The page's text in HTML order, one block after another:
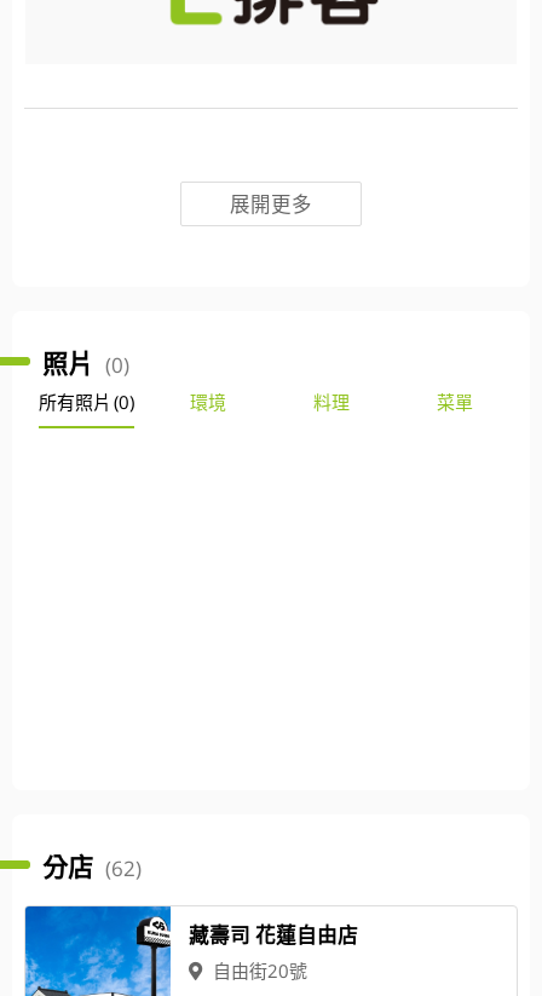
展開更多
照片 (0)
所有照片 (0) 環境 料理 菜單
分店 (62)
藏壽司 花蓮自由店
自由街20號